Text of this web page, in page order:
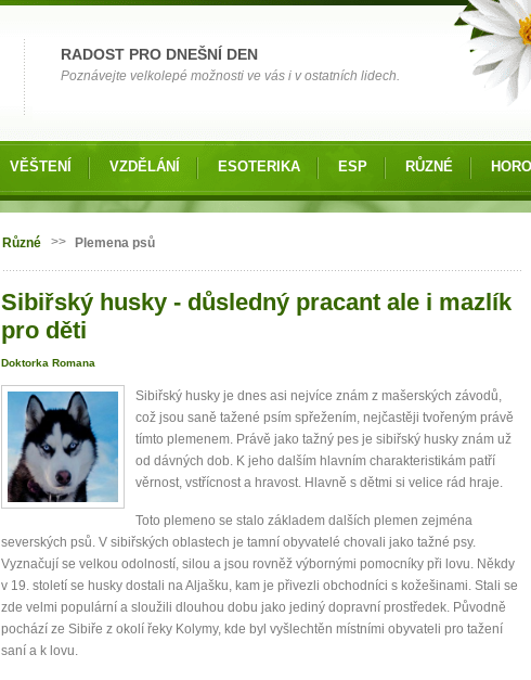
RADOST PRO DNEŠNÍ DEN
Poznávejte velkolepé možnosti ve vás i v ostatních lidech.
VĚŠTENÍ VZDĚLÁNÍ ESOTERIKA ESP RŮZNÉ
Jste zde
Různé >> Plemena psů
Sibiřský husky - důsledný pracant ale i mazlík
pro děti
Doktorka Romana
Sibiřský husky je dnes asi nejvíce znám z mašerských závodů,
což jsou saně tažené psím spřežením, nejčastěji tvořeným právě
tímto plemenem. Právě jako tažný pes je sibiřský husky znám už
od dávných dob. K jeho dalším hlavním charakteristikám patří
věrnost, vstřícnost a hravost. Hlavně s dětmi si velice rád hraje.
Toto plemeno se stalo základem dalších plemen zejména
severských psů. V sibiřských oblastech je tamní obyvatelé chovali jako tažné psy.
Vyznačují se velkou odolností, silou a jsou rovněž výbornými pomocníky při lovu. Někdy
v 19. století se husky dostali na Aljašku, kam je přivezli obchodníci s kožešinami. Stali se
zde velmi populární a sloužili dlouhou dobu jako jediný dopravní prostředek. Původně
pochází ze Sibiře z okolí řeky Kolymy, kde byl vyšlechtěn místními obyvateli pro tažení
saní a k lovu.